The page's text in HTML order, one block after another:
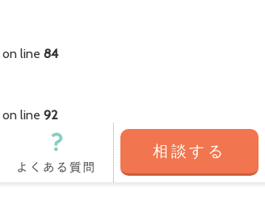
on line 84
on line 92
相談する